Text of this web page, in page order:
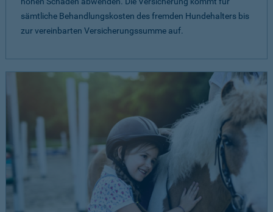
sämtliche Behandlungskosten des fremden Hundehalters bis
zur vereinbarten Versicherungssumme auf.